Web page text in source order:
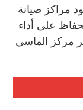
مراكز صيانة
على أداء
مركز الماسي